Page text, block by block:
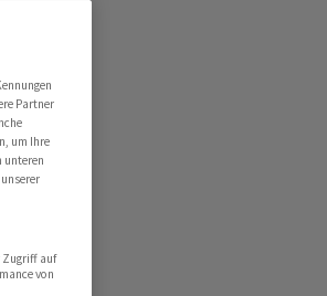
Partner
um Ihre
unteren
Zugriff auf
von